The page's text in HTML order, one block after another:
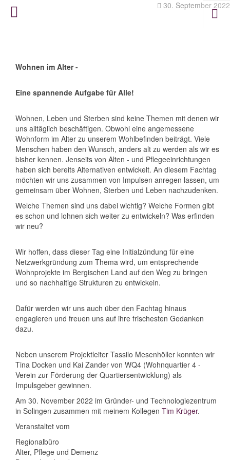
30. September 2022
Wohnen im Alter -
Eine spannende Aufgabe für Alle!
Wohnen, Leben und Sterben sind keine Themen mit denen wir
uns alltäglich beschäftigen. Obwohl eine angemessene
Wohnform im Alter zu unserem Wohlbefinden beiträgt. Viele
Menschen haben den Wunsch, anders alt zu werden als wir es
bisher kennen. Jenseits von Alten - und Pflegeeinrichtungen
haben sich bereits Alternativen entwickelt. An diesem Fachtag
möchten wir uns zusammen von Impulsen anregen lassen, um
gemeinsam über Wohnen, Sterben und Leben nachzudenken.
Welche Themen sind uns dabei wichtig? Welche Formen gibt
es schon und lohnen sich weiter zu entwickeln? Was erfinden
wir neu?
Wir hoffen, dass dieser Tag eine Initialzündung für eine
Netzwerkgründung zum Thema wird, um entsprechende
Wohnprojekte im Bergischen Land auf den Weg zu bringen
und so nachhaltige Strukturen zu entwickeln.
Dafür werden wir uns auch über den Fachtag hinaus
engagieren und freuen uns auf ihre frischesten Gedanken
dazu.
Neben unserem Projektleiter Tassilo Mesenhöller konnten wir
Tina Docken und Kai Zander von WQ4 (Wohnquartier 4 -
Verein zur Förderung der Quartiersentwicklung) als
Impulsgeber gewinnen.
Am 30. November 2022 im Gründer- und Technologiezentrum
in Solingen zusammen mit meinem Kollegen Tim Krüger.
Veranstaltet vom
Regionalbüro
Alter, Pflege und Demenz